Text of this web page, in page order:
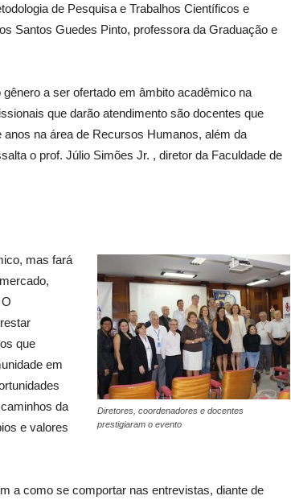
de Pesquisa e Trabalhos Científicos e
Santos Guedes Pinto, professora da Graduação e
a ser ofertado em âmbito acadêmico na
que darão atendimento são docentes que
na área de Recursos Humanos, além da
o prof. Júlio Simões Jr. , diretor da Faculdade de
Diretores, coordenadores e docentes
prestigiaram o evento
mas fará
que
em
da
e valores
a como se comportar nas entrevistas, diante de